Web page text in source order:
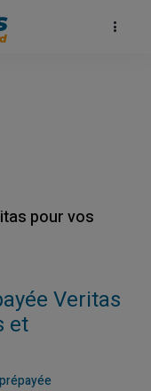
pour vos
Veritas
et